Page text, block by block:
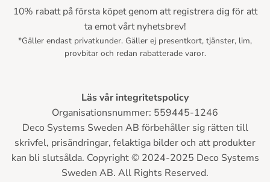
10% rabatt på första köpet genom att registrera dig för att
ta emot vårt nyhetsbrev!
*Gäller endast privatkunder. Gäller ej presentkort, tjänster, lim,
provbitar och redan rabatterade varor.
Läs vår integritetspolicy
Organisationsnummer: 559445-1246
Deco Systems Sweden AB förbehåller sig rätten till
skrivfel, prisändringar, felaktiga bilder och att produkter
kan bli slutsålda. Copyright © 2024-2025 Deco Systems
Sweden AB. All Rights Reserved.